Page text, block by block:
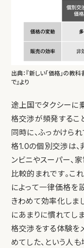
出典：『新しい「価格」の教
で』より
途上国でタクシーに
格交渉が頻発するこ
同時に、ふっかけら
格1.0の個別交渉は、
ンビニやスーパー、
比較的まれです。こ
によって一律価格を
きわめて効率化しま
にあまりに慣れてし
格交渉をする体験を
めてした、という人